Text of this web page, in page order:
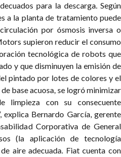
para la descarga. Según
a la planta de tratamiento puede
por ósmosis inversa o
supieron reducir el consumo
tecnológica de robots que
y que disminuyen la emisión de
pintado por lotes de colores y el
base acuosa, se logró minimizar
limpieza con su consecuente
explica Bernardo García, gerente
Corporativa de General
(la aplicación de tecnología
aire adecuada. Fiat cuenta con